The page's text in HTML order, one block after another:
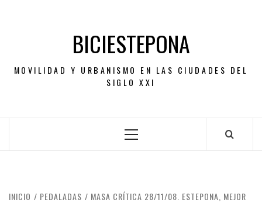
BICIESTEPONA
MOVILIDAD Y URBANISMO EN LAS CIUDADES DEL
SIGLO XXI
Menú
INICIO PEDALADAS
MASA CRÍTICA 28/11/08. ESTEPONA, MEJOR